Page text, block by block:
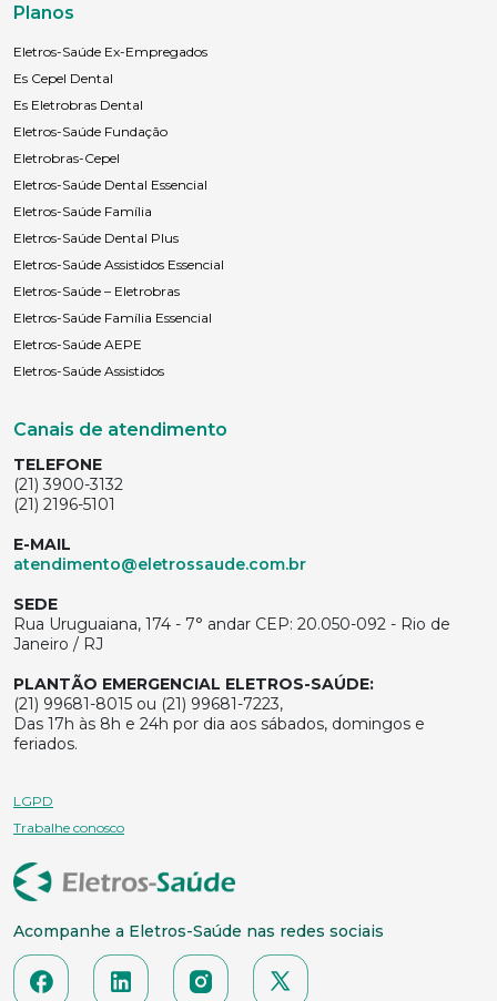
Planos
Eletros-Saúde Ex-Empregados
Es Cepel Dental
Es Eletrobras Dental
Eletros-Saúde Fundação
Eletrobras-Cepel
Eletros-Saúde Dental Essencial
Eletros-Saúde Família
Eletros-Saúde Dental Plus
Eletros-Saúde Assistidos Essencial
Eletros-Saúde – Eletrobras
Eletros-Saúde Família Essencial
Eletros-Saúde AEPE
Eletros-Saúde Assistidos
Canais de atendimento
TELEFONE
(21) 3900-3132
(21) 2196-5101
E-MAIL
atendimento@eletrossaude.com.br
SEDE
Rua Uruguaiana, 174 - 7° andar CEP: 20.050-092 - Rio de
Janeiro / RJ
PLANTÃO EMERGENCIAL ELETROS-SAÚDE:
(21) 99681-8015 ou (21) 99681-7223,
Das 17h às 8h e 24h por dia aos sábados, domingos e
feriados.
LGPD
Trabalhe conosco
Acompanhe a Eletros-Saúde nas redes sociais